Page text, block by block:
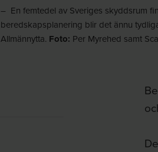
– En femtedel av Sveriges skyddsrum
beredskapsplanering blir det ännu
Allmännytta. Foto: Per Myrehed samt